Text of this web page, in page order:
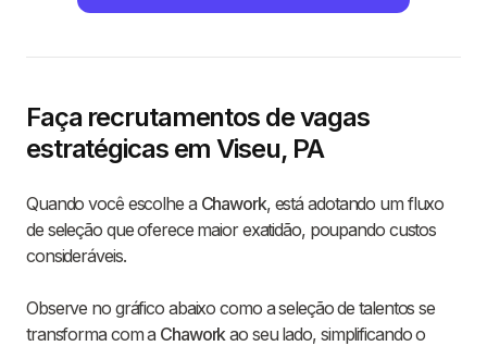
Faça recrutamentos de vagas
estratégicas em Viseu, PA
Quando você escolhe a Chawork, está adotando um fluxo
de seleção que oferece maior exatidão, poupando custos
consideráveis.
Observe no gráfico abaixo como a seleção de talentos se
transforma com a Chaworkao seu lado, simplificando o